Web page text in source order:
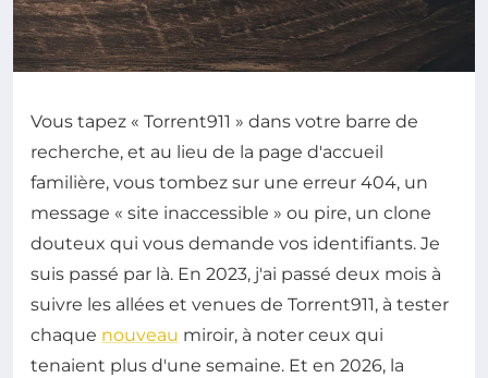
Vous tapez « Torrent911 » dans votre barre de
recherche, et au lieu de la page d'accueil
familière, vous tombez sur une erreur 404, un
message « site inaccessible » ou pire, un clone
douteux qui vous demande vos identifiants. Je
suis passé par là. En 2023, j'ai passé deux mois à
suivre les allées et venues de Torrent911, à tester
chaque nouveau miroir, à noter ceux qui
tenaient plus d'une semaine. Et en 2026, la